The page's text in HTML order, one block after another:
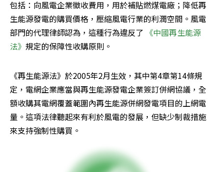
包括：向風電企業徵收費用，用於補貼燃煤電廠；降低再
生能源發電的購買價格，壓縮風電行業的利潤空間。風電
部門的代理律師認為，這種行為違反了 《中國再生能源
法》規定的保障性收購原則。
《再生能源法》於2005年2月生效，其中第4章第14條規
定，電網企業應當與再生能源發電企業簽訂併網協議，全
額收購其電網覆蓋範圍內再生能源併網發電項目的上網電
量。這項法律聽起來有利於風電的發展，但缺少制裁措施
來支持強制性購買。